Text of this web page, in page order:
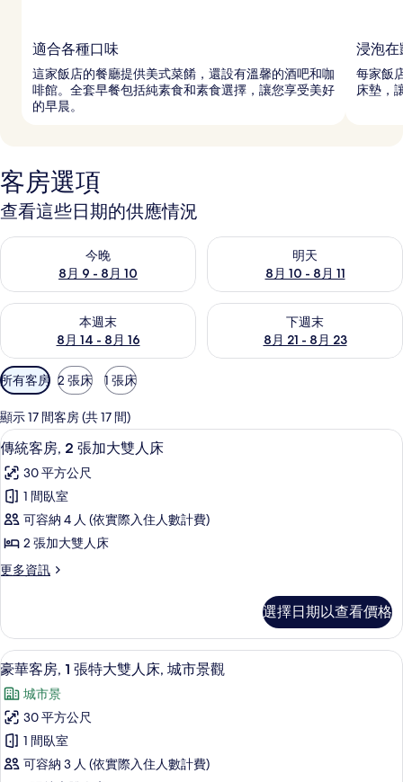
適合各種口味
這家飯店的餐廳提供美式菜餚，還設有溫馨的酒吧和咖
啡館。全套早餐包括純素食和素食選擇，讓您享受美好
的早晨。
浸泡在
每家飯
床墊，
客房選項
查看這些日期的供應情況
今晚
8月 9 - 8月 10
查看今晚 (8月 9 - 8月 10) 的供應情況
明天
8月 10 - 8月 11
查看明天 (8月 10 - 8月 11) 的
本週末
8月 14 - 8月 16
查看本週末 (8月 14 - 8月 16) 的供應情況
下週末
8月 21 - 8月 23
查看下週末 (8月 21 - 8月 23)
可
用
的
客
房
篩
選
條
所有客房 2 張床 1 張床
顯示 17 間客房 (共 17 間)
顯
示
傳
統
客
房,
2
加
大
雙
人
床
的
所
羽絨被、舒適加層、客房內保險箱、書
3
傳統客房, 2 張加大雙人床
30 平方公尺
1 間臥室
可容納 4 人 (依實際入住人數計費)
2 張加大雙人床
更多資訊
更
客
房,
2
加
大
雙
人
床
選擇日期以查看價格
顯
示
豪
華
客
房,
羽絨被、舒適加層、客房內保險箱、書
5
豪華客房, 1 張特大雙人床, 城市景觀
城市景
30 平方公尺
1 間臥室
可容納 3 人 (依實際入住人數計費)